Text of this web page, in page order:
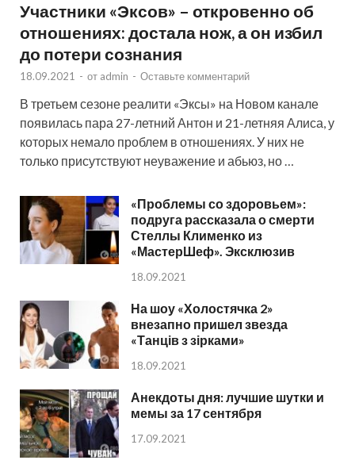
Участники «Эксов» – откровенно об
отношениях: достала нож, а он избил
до потери сознания
18.09.2021 - от admin - Оставьте комментарий
В третьем сезоне реалити «Эксы» на Новом канале
появилась пара 27-летний Антон и 21-летняя Алиса, у
которых немало проблем в отношениях. У них не
только присутствуют неуважение и абьюз, но …
«Проблемы со здоровьем»:
подруга рассказала о смерти
Стеллы Клименко из
«МастерШеф». Эксклюзив
18.09.2021
На шоу «Холостячка 2»
внезапно пришел звезда
«Танців з зірками»
18.09.2021
Анекдоты дня: лучшие шутки и
мемы за 17 сентября
17.09.2021